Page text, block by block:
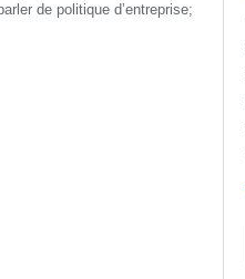
de politique d’entreprise;